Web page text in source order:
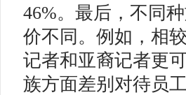
46%。最后，不同
价不同。例如，相
记者和亚裔记者更
族方面差别对待员工